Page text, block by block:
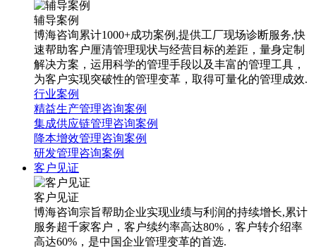
辅导案例
博海咨询累计1000+成功案例,提供工厂现场诊断服务,快
速帮助客户厘清管理现状与经营目标的差距，量身定制
解决方案，运用科学的管理手段以及丰富的管理工具，
为客户实现突破性的管理变革，取得可量化的管理成效.
行业案例
精益生产管理咨询案例
集成供应链管理咨询案例
降本增效管理咨询案例
研发管理咨询案例
客户见证
客户见证
博海咨询宗旨帮助企业实现业绩与利润的持续增长,累计
服务超千家客户，客户续约率高达80%，客户转介绍率
高达60%，是中国企业管理变革的首选.